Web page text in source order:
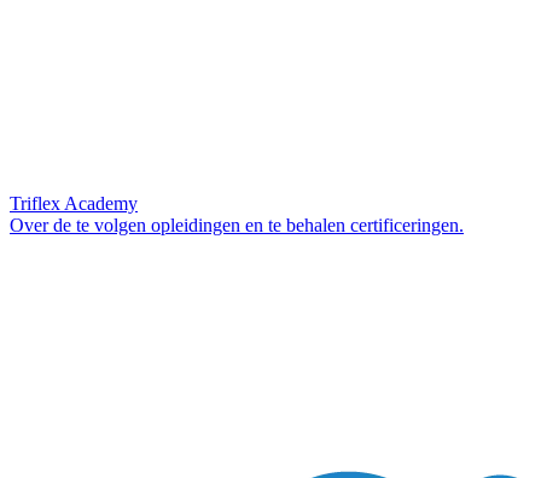
Triflex Academy
Over de te volgen opleidingen en te behalen certificeringen.